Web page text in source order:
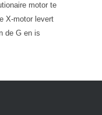
motor te
X-motor levert
de G en is